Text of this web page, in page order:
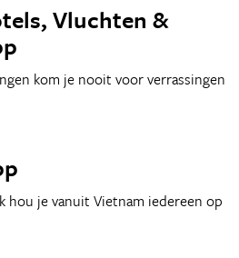
Vluchten &
kom je nooit voor verrassingen
hou je vanuit Vietnam iedereen op